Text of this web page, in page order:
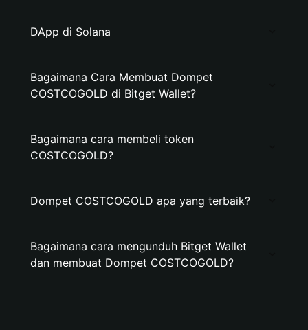
DApp di Solana
Bagaimana Cara Membuat Dompet
COSTCOGOLD di Bitget Wallet?
Bagaimana cara membeli token
COSTCOGOLD?
Dompet COSTCOGOLD apa yang terbaik?
Bagaimana cara mengunduh Bitget Wallet
dan membuat Dompet COSTCOGOLD?